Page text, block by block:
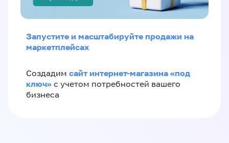
Запустите и масштабируйте продажи на
маркетплейсах
Создадим сайт интернет-магазина «под
ключ» с учетом потребностей вашего
бизнеса